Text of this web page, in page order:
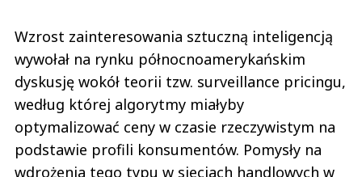
Wzrost zainteresowania sztuczną inteligencją
wywołał na rynku północnoamerykańskim
dyskusję wokół teorii tzw. surveillance pricingu,
według której algorytmy miałyby
optymalizować ceny w czasie rzeczywistym na
podstawie profili konsumentów. Pomysły na
wdrożenia tego typu w sieciach handlowych w